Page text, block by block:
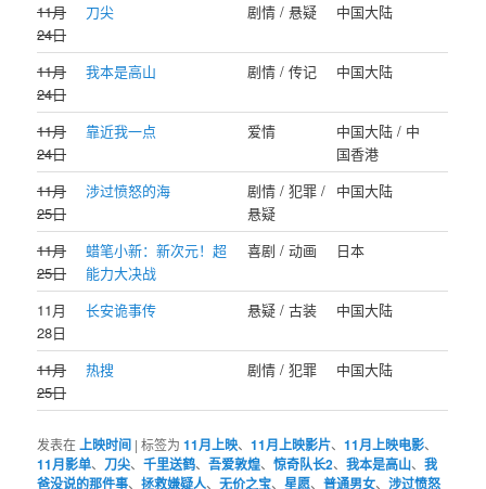
11月
24日
刀尖 剧情 / 悬疑 中国大陆
11月
24日
我本是高山 剧情 / 传记 中国大陆
11月
24日
靠近我一点 爱情
中国大陆 / 中
国香港
11月
25日
涉过愤怒的海
剧情 / 犯罪 /
悬疑
中国大陆
11月
25日
蜡笔小新：新次元！超
能力大决战
喜剧 / 动画 日本
11月
28日
长安诡事传 悬疑 / 古装 中国大陆
11月
25日
热搜 剧情 / 犯罪 中国大陆
发表在上映时间 |标签为 11月上映、11月上映影片、11月上映电影、
11月影单、 刀尖、千里送鹤、吾爱敦煌、惊奇队长2、我本是高山、我
爸没说的那件事、拯救嫌疑人、无价之宝、星愿、普通男女、涉过愤怒